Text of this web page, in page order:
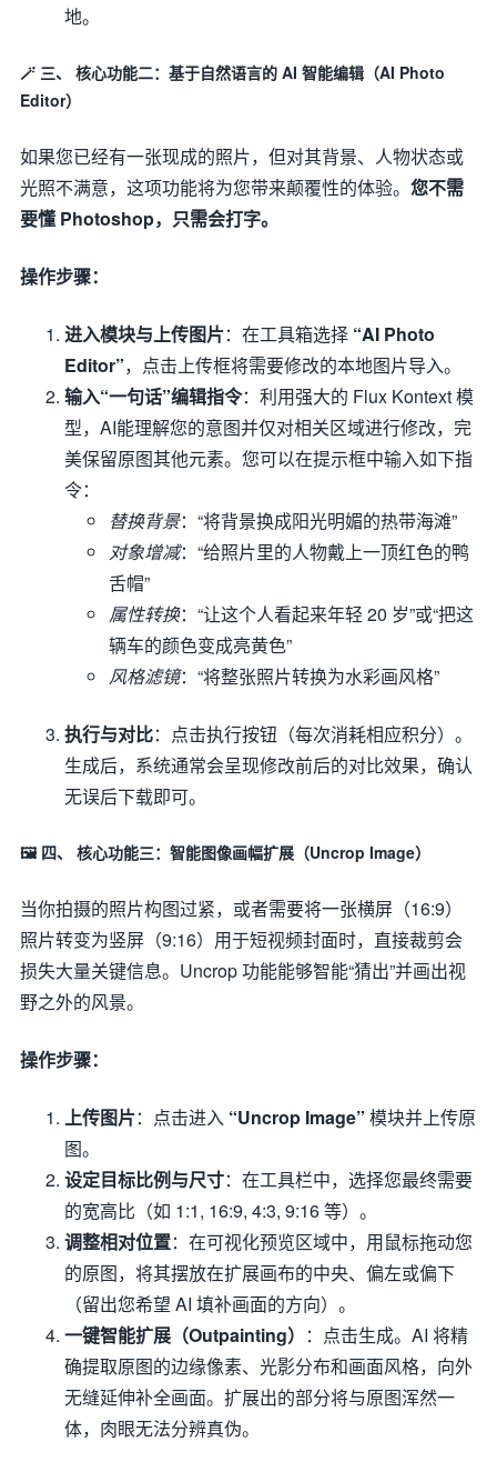
地。
🪄 三、 核心功能二：基于自然语言的 AI 智能编辑（AI Photo
Editor）
如果您已经有一张现成的照片，但对其背景、人物状态或
光照不满意，这项功能将为您带来颠覆性的体验。 您不需
要懂 Photoshop，只需会打字。
操作步骤：
进入模块与上传图片：在工具箱选择 “AI Photo
Editor”，点击上传框将需要修改的本地图片导入。
输入“一句话”编辑指令：利用强大的 Flux Kontext 模
型，AI能理解您的意图并仅对相关区域进行修改，完
美保留原图其他元素。您可以在提示框中输入如下指
令：
替换背景：“将背景换成阳光明媚的热带海滩”
对象增减：“给照片里的人物戴上一顶红色的鸭
舌帽”
属性转换：“让这个人看起来年轻 20 岁”或“把这
辆车的颜色变成亮黄色”
风格滤镜：“将整张照片转换为水彩画风格”
执行与对比：点击执行按钮（每次消耗相应积分）。
生成后，系统通常会呈现修改前后的对比效果，确认
无误后下载即可。
🖼️ 四、 核心功能三：智能图像画幅扩展（Uncrop Image）
当你拍摄的照片构图过紧，或者需要将一张横屏（16:9）
照片转变为竖屏（9:16）用于短视频封面时，直接裁剪会
损失大量关键信息。Uncrop 功能能够智能“猜出”并画出视
野之外的风景。
操作步骤：
上传图片：点击进入 “Uncrop Image” 模块并上传原
图。
设定目标比例与尺寸：在工具栏中，选择您最终需要
的宽高比（如 1:1, 16:9, 4:3, 9:16 等）。
调整相对位置：在可视化预览区域中，用鼠标拖动您
的原图，将其摆放在扩展画布的中央、偏左或偏下
（留出您希望 AI 填补画面的方向）。
一键智能扩展（Outpainting） ：点击生成。AI 将精
确提取原图的边缘像素、光影分布和画面风格，向外
无缝延伸补全画面。扩展出的部分将与原图浑然一
体，肉眼无法分辨真伪。